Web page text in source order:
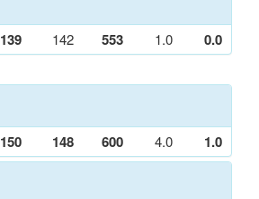
139 142 553 1.0 0.0
150 148 600 4.0 1.0